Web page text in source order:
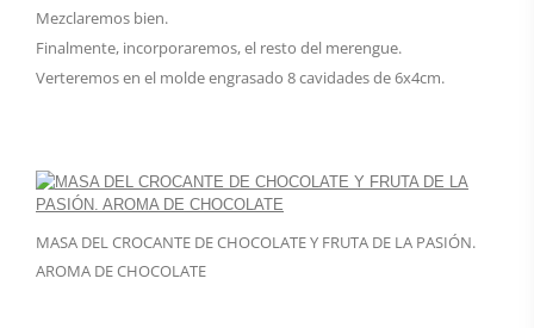
Mezclaremos bien.
Finalmente, incorporaremos, el resto del merengue.
Verteremos en el molde engrasado 8 cavidades de 6x4cm.
MASA DEL CROCANTE DE CHOCOLATE Y FRUTA DE LA PASIÓN.
AROMA DE CHOCOLATE